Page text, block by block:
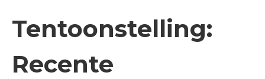
Tentoonstelling:
Recente